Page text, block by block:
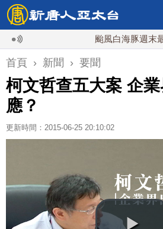
颱風白海豚週末最接近
首頁 › 新聞 › 要聞
柯文哲查五大案 企
應？
更新時間：2015-06-25 20:10:02